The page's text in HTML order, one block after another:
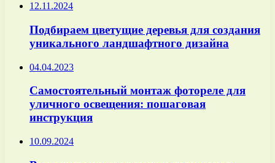
12.11.2024
Подбираем цветущие деревья для создания
уникального ландшафтного дизайна
04.04.2023
Самостоятельный монтаж фотореле для
уличного освещения: пошаговая
инструкция
10.09.2024